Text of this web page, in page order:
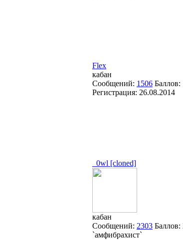
Flex
кабан
Сообщений: 1506 Баллов:
Регистрация: 26.08.2014
_0wl [cloned]
кабан
Сообщений: 2303 Баллов:
`амфибрахист`